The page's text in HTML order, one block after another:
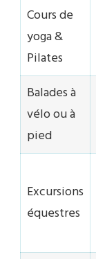
Cours de
yoga &
Pilates
Balades à
vélo ou à
pied
Excursions
équestres